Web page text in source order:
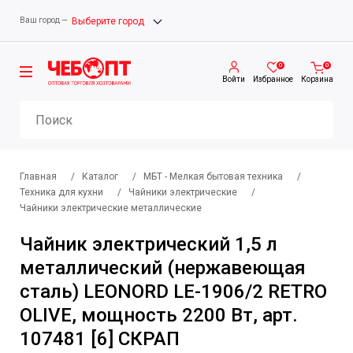
Ваш город — Выберите город
Войти
0
Избранное
0
Корзина
Главная / Каталог / МБТ - Мелкая бытовая техника
/
Техника для кухни
/ Чайники электрические
/
Чайники электрические металлические
Чайник электрический 1,5 л
металлический (нержавеющая
сталь) LEONORD LE-1906/2 RETRO
OLIVE, мощность 2200 Вт, арт.
107481 [6] СКРАП